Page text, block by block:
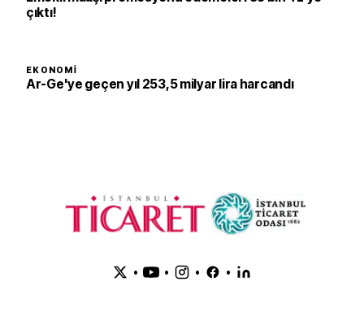
çıktı!
EKONOMI
Ar-Ge'ye geçen yıl 253,5 milyar lira harcandı
• • • •